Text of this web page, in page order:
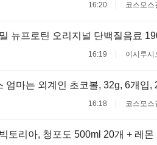
16:20 코스모스
뉴프로틴 오리지널 단백질음료
16:19 이시루시
엄마는 외계인 초코볼, 32g, 6개입,
16:18 코스모스
토리아, 청포도 500ml 20개 + 레몬